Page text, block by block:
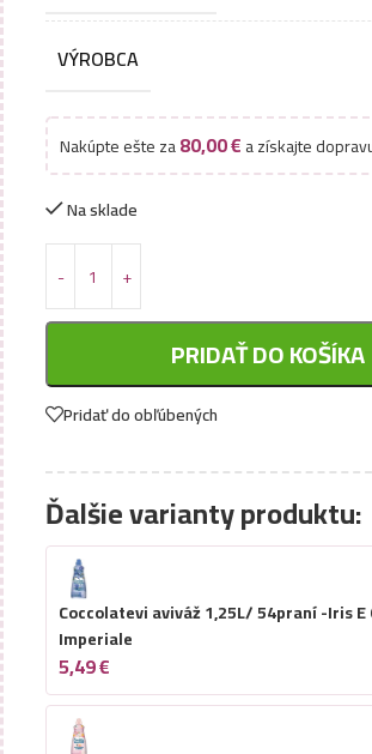
VÝROBCA
Nakúpte ešte za80,00€a získajte
Na sklade
PRIDAŤ DO KOŠÍKA
Pridať do obľúbených
Ďalšie varianty produktu:
Coccolatevi aviváž 1,25L/ 54praní -Iris
Imperiale
5,49€